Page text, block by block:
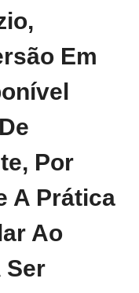
Em
Por
A Prática
Ao
Ser